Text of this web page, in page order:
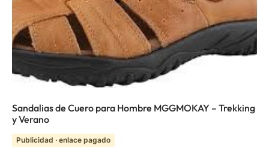
Sandalias de Cuero para Hombre MGGMOKAY – Trekking
y Verano
Publicidad · enlace pagado